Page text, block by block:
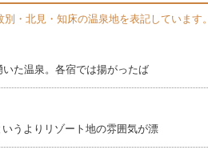
・北見・知床の温泉地を表記しています。
た温泉。各宿では揚がったば
うよりリゾート地の雰囲気が漂